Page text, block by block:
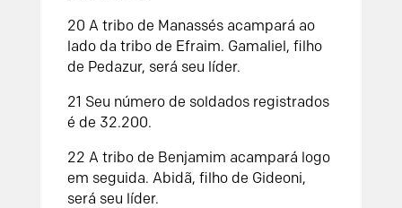
20 A tribo de Manassés acampará ao
lado da tribo de Efraim. Gamaliel, filho
de Pedazur, será seu líder.
21 Seu número de soldados registrados
é de 32.200.
22 A tribo de Benjamim acampará logo
em seguida. Abidã, filho de Gideoni,
será seu líder.